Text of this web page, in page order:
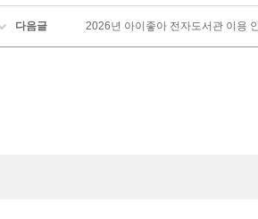
다음글 2026년 아이좋아 전자도서관 이용